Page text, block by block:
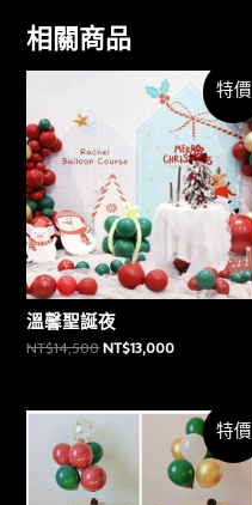
相關商品
特價
溫馨聖誕夜
NT$14,500NT$13,000
特價